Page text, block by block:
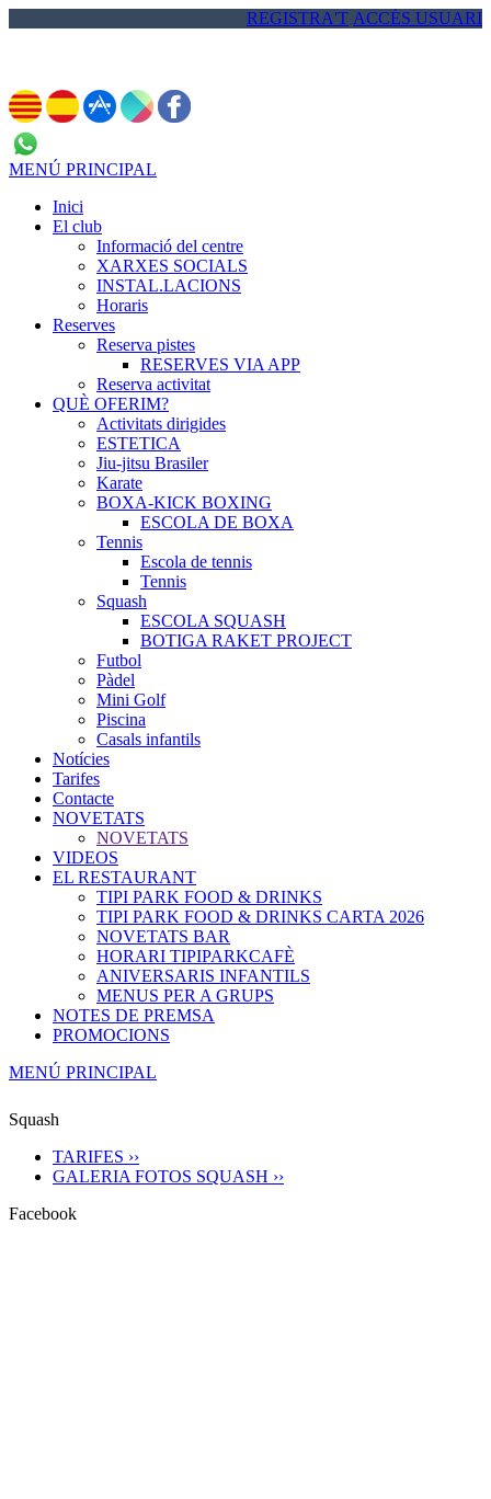
REGISTRA'T ACCÉS USUARI
MENÚ PRINCIPAL
Inici
El club
Informació del centre
XARXES SOCIALS
INSTAL.LACIONS
Horaris
Reserves
Reserva pistes
RESERVES VIA APP
Reserva activitat
QUÈ OFERIM?
Activitats dirigides
ESTETICA
Jiu-jitsu Brasiler
Karate
BOXA-KICK BOXING
ESCOLA DE BOXA
Tennis
Escola de tennis
Tennis
Squash
ESCOLA SQUASH
BOTIGA RAKET PROJECT
Futbol
Pàdel
Mini Golf
Piscina
Casals infantils
Notícies
Tarifes
Contacte
NOVETATS
NOVETATS
VIDEOS
EL RESTAURANT
TIPI PARK FOOD & DRINKS
TIPI PARK FOOD & DRINKS CARTA 2026
NOVETATS BAR
HORARI TIPIPARKCAFÈ
ANIVERSARIS INFANTILS
MENUS PER A GRUPS
NOTES DE PREMSA
PROMOCIONS
MENÚ PRINCIPAL
Squash
TARIFES ››
GALERIA FOTOS SQUASH ››
Facebook